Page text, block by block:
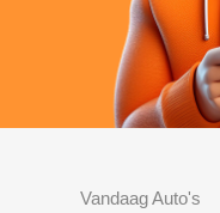
Vandaag Auto's